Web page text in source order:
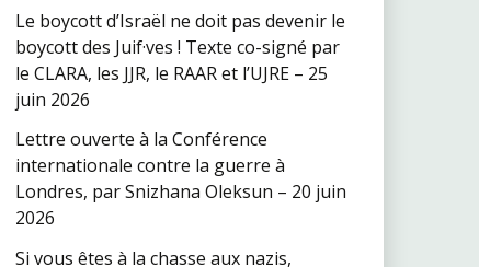
Le boycott d’Israël ne doit pas devenir le
boycott des Juif·ves ! Texte co-signé par
le CLARA, les JJR, le RAAR et l’UJRE – 25
juin 2026
Lettre ouverte à la Conférence
internationale contre la guerre à
Londres, par Snizhana Oleksun – 20 juin
2026
Si vous êtes à la chasse aux nazis,